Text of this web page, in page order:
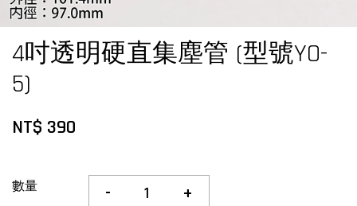
4吋透明硬直集塵管 (型號YO-
5)
NT$ 390
數量 - +